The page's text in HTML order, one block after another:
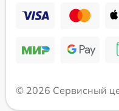
© 2026 Сервисный